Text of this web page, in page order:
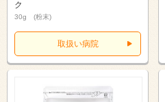
ク
30g (粉末)
取扱い病院